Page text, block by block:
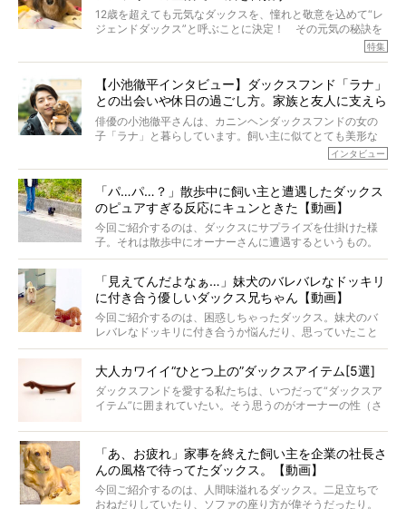
それを効率よくおぎなってくれるのが、コラーゲン！ そ
こでわたしたちは、純度100%の犬用コラーゲンサプリ
『Ta-Ta(タータ)』を作りました！
愛犬家の83％が「健康維持を実感した」と評判のTa-Ta(タ
か届きますように。
12歳を超えても元気なダックスを、憧れと敬意を込めて“レ
ジェンドダックス”と呼ぶことに決定！ その元気の秘訣を
オーナーさんに伺うのが、特集『レジェンドダックスの肖
く」というオーナーさんのポリシーのもと、甘やかさずに
育てられ、18歳になるまで定期検査すらしたことがなかっ
たというココアくん。果たしてその長生きの秘訣とは。
特集
【小池徹平インタビュー】ダックスフンド「ラナ」
との出会いや休日の過ごし方。家族と友人に支えら
れてー
俳優の小池徹平さんは、カニンヘンダックスフンドの女の
子「ラナ」と暮らしています。飼い主に似てとても美形な
ラナは、現在８才。小池さんのインスタグラムでは、ラナ
ケメンから愛されているラナは、去年の誕生日に小池さん
からプレゼントしてもらったハーネスをつけて撮影に参加
してくれました。
インタビュー
「パ…パ…？」散歩中に飼い主と遭遇したダックス
のピュアすぎる反応にキュンときた【動画】
今回ご紹介するのは、ダックスにサプライズを仕掛けた様
子。それは散歩中にオーナーさんに遭遇するというもの。
戸惑って歩きを止めたり、すぐに気付いて追いかけたり、
「見えてんだよなぁ…」妹犬のバレバレなドッキリ
に付き合う優しいダックス兄ちゃん【動画】
今回ご紹介するのは、困惑しちゃったダックス。妹犬のバ
レバレなドッキリに付き合うか悩んだり、思っていたこと
と違う事態に陥ったり。そんなお悩み全開なダックスの様
大人カワイイ“ひとつ上の”ダックスアイテム[5選]
ダックスフンドを愛する私たちは、いつだって“ダックスア
イテム”に囲まれていたい。そう思うのがオーナーの性（さ
ムをご紹介。
「あ、お疲れ」家事を終えた飼い主を企業の社長さ
んの風格で待ってたダックス。【動画】
今回ご紹介するのは、人間味溢れるダックス。二足立ちで
おねだりしていたり、ソファの座り方が偉そうだったり。